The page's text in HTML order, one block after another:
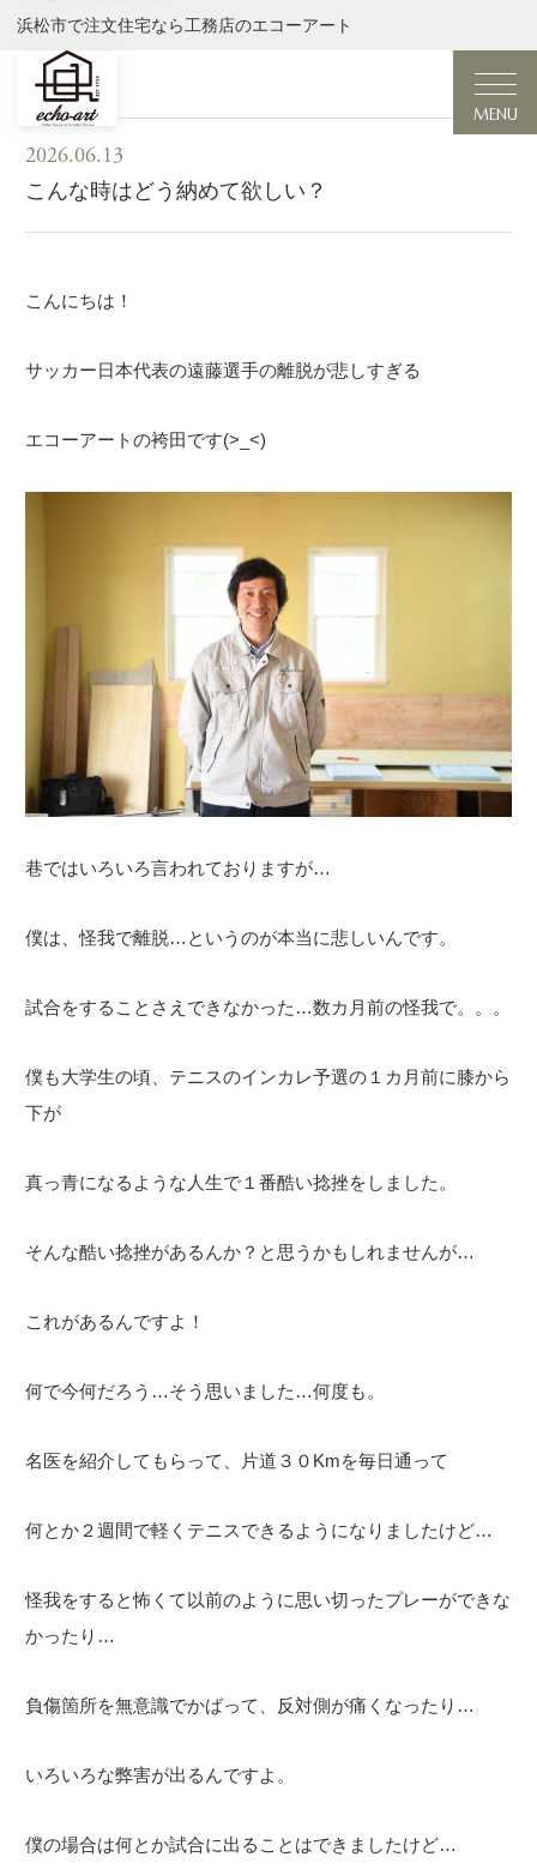
浜松市で注文住宅なら工務店のエコーアート
MENU
2026.06.13
こんな時はどう納めて欲しい？
こんにちは！
サッカー日本代表の遠藤選手の離脱が悲しすぎる
エコーアートの袴田です(>_<)
巷ではいろいろ言われておりますが…
僕は、怪我で離脱…というのが本当に悲しいんです。
試合をすることさえできなかった…数カ月前の怪我で。。。
僕も大学生の頃、テニスのインカレ予選の１カ月前に膝から
下が
真っ青になるような人生で１番酷い捻挫をしました。
そんな酷い捻挫があるんか？と思うかもしれませんが…
これがあるんですよ！
何で今何だろう…そう思いました…何度も。
名医を紹介してもらって、片道３０Kmを毎日通って
何とか２週間で軽くテニスできるようになりましたけど…
怪我をすると怖くて以前のように思い切ったプレーができな
かったり…
負傷箇所を無意識でかばって、反対側が痛くなったり…
いろいろな弊害が出るんですよ。
僕の場合は何とか試合に出ることはできましたけど…